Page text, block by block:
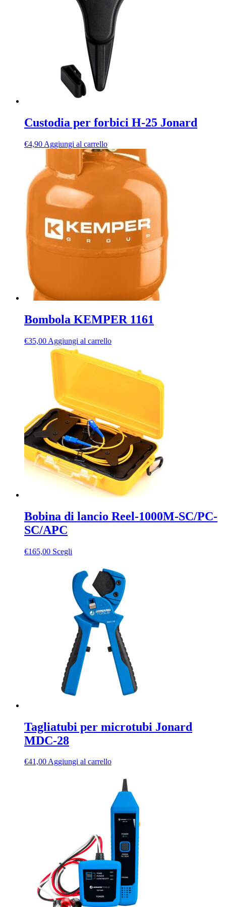
possono
essere
scelte
nella
pagina
prodotto
Custodia per forbici H-25 Jonard
€4,90 Aggiungi al carrello
Bombola KEMPER 1161
€35,00 Aggiungi al carrello
Bobina di lancio Reel-1000M-SC/PC-
SC/APC
€165,00 Scegli
più
varianti.
Le
opzioni
possono
essere
scelte
nella
pagina
del
prodotto
Tagliatubi per microtubi Jonard
MDC-28
€41,00Aggiungi al carrello